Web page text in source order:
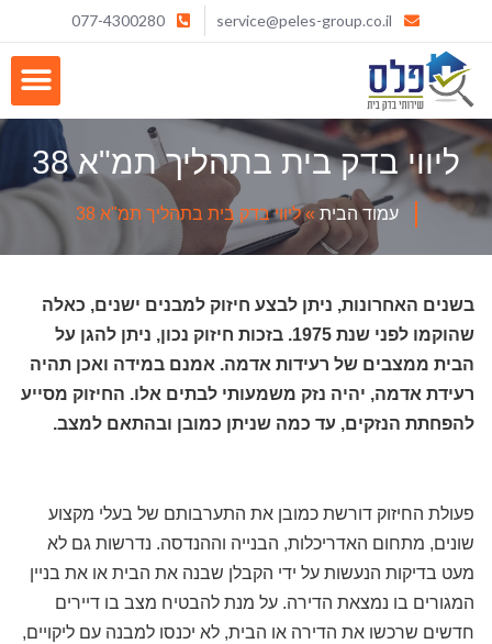
service@peles-group.co.il
077-4300280
ליווי בדק בית בתהליך תמ"א 38
עמוד הבית »ליווי בדק בית בתהליך תמ"א 38
בשנים האחרונות, ניתן לבצע חיזוק למבנים ישנים, כאלה
שהוקמו לפני שנת 1975. בזכות חיזוק נכון, ניתן להגן על
הבית ממצבים של רעידות אדמה. אמנם במידה ואכן תהיה
רעידת אדמה, יהיה נזק משמעותי לבתים אלו. החיזוק מסייע
להפחתת הנזקים, עד כמה שניתן כמובן ובהתאם למצב.
פעולת החיזוק דורשת כמובן את התערבותם של בעלי מקצוע
שונים, מתחום האדריכלות, הבנייה וההנדסה. נדרשות גם לא
מעט בדיקות הנעשות על ידי הקבלן שבנה את הבית או את בניין
המגורים בו נמצאת הדירה. על מנת להבטיח מצב בו דיירים
חדשים שרכשו את הדירה או הבית, לא יכנסו למבנה עם ליקויים,